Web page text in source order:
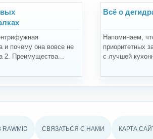
и почему она вовсе не
2. Преимущества...
Всё о
Напоминаем,
приоритетных
с лучшей
СВЯЗАТЬСЯ С НАМИ КАРТА